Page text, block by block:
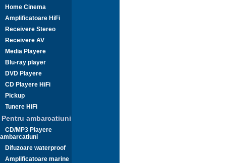
Home Cinema
Amplificatoare HiFi
Receivere Stereo
Receivere AV
Media Playere
Blu-ray player
DVD Playere
CD Playere HiFi
Pickup
Tunere HiFi
Pentru ambarcatiuni
CD/MP3 Playere
ambarcatiuni
Difuzoare waterproof
Amplificatoare marine